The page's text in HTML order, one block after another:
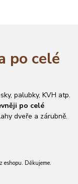
po celé
palubky, KVH atp.
po celé
dveře a zárubně.
eshopu. Děkujeme.